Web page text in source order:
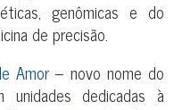
genômicas e do
de precisão.
Amor– novo nome do
dedicadas à